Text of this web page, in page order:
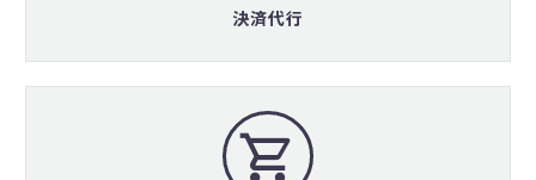
決済代行